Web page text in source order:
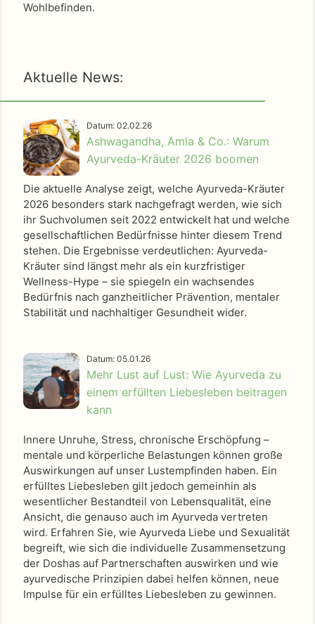
Wohlbefinden.
Aktuelle News:
Datum: 02.02.26
Ashwagandha, Amla & Co.: Warum
Ayurveda-Kräuter 2026 boomen
Die aktuelle Analyse zeigt, welche Ayurveda-Kräuter
2026 besonders stark nachgefragt werden, wie sich
ihr Suchvolumen seit 2022 entwickelt hat und welche
gesellschaftlichen Bedürfnisse hinter diesem Trend
stehen. Die Ergebnisse verdeutlichen: Ayurveda-
Kräuter sind längst mehr als ein kurzfristiger
Wellness-Hype – sie spiegeln ein wachsendes
Bedürfnis nach ganzheitlicher Prävention, mentaler
Stabilität und nachhaltiger Gesundheit wider.
Datum: 05.01.26
Mehr Lust auf Lust: Wie Ayurveda zu
einem erfüllten Liebesleben beitragen
kann
Innere Unruhe, Stress, chronische Erschöpfung –
mentale und körperliche Belastungen können große
Auswirkungen auf unser Lustempfinden haben. Ein
erfülltes Liebesleben gilt jedoch gemeinhin als
wesentlicher Bestandteil von Lebensqualität, eine
Ansicht, die genauso auch im Ayurveda vertreten
wird. Erfahren Sie, wie Ayurveda Liebe und Sexualität
begreift, wie sich die individuelle Zusammensetzung
der Doshas auf Partnerschaften auswirken und wie
ayurvedische Prinzipien dabei helfen können, neue
Impulse für ein erfülltes Liebesleben zu gewinnen.